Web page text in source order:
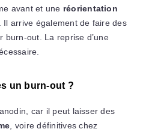
avant et une réorientation
Il arrive également de faire des
burn-out. La reprise d’une
un burn-out ?
car il peut laisser des
, voire définitives chez